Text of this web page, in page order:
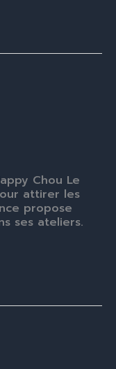
Chou Le
attirer les
propose
ses ateliers.